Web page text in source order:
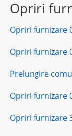
Opriri
Opriri furnizare
Opriri furnizare
Prelungire
Opriri furnizare
Opriri furnizare